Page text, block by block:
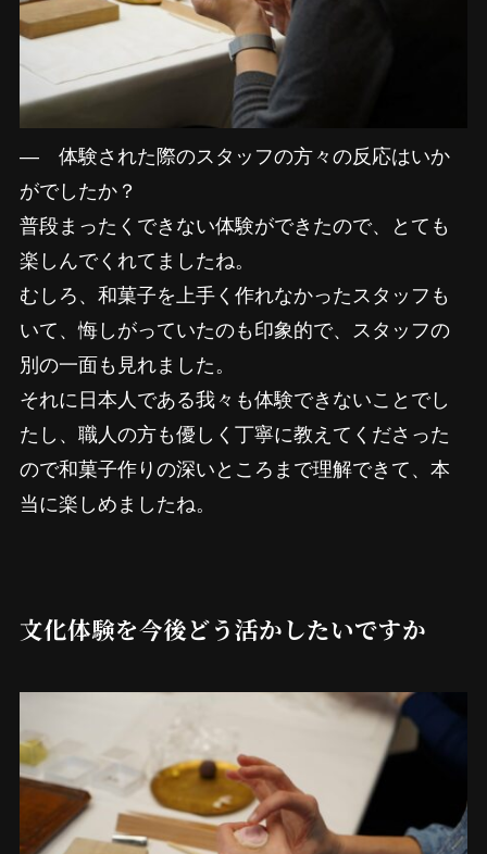
― 体験された際のスタッフの方々の反応はいか
がでしたか？
普段まったくできない体験ができたので、とても
楽しんでくれてましたね。
むしろ、和菓子を上手く作れなかったスタッフも
いて、悔しがっていたのも印象的で、スタッフの
別の一面も見れました。
それに日本人である我々も体験できないことでし
たし、職人の方も優しく丁寧に教えてくださった
ので和菓子作りの深いところまで理解できて、本
当に楽しめましたね。
文化体験を今後どう活かしたいですか